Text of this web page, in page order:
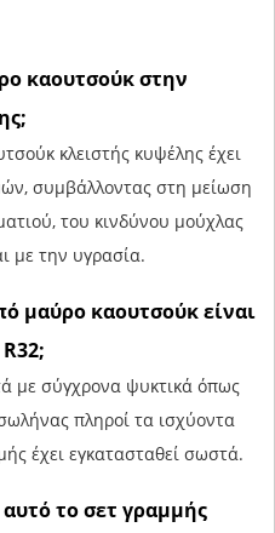
καουτσούκ στην
κλειστής κυψέλης έχει
συμβάλλοντας στη μείωση
του κινδύνου μούχλας
με την υγρασία.
μαύρο καουτσούκ είναι
με σύγχρονα ψυκτικά όπως
πληροί τα ισχύοντα
έχει εγκατασταθεί σωστά.
το σετ γραμμής